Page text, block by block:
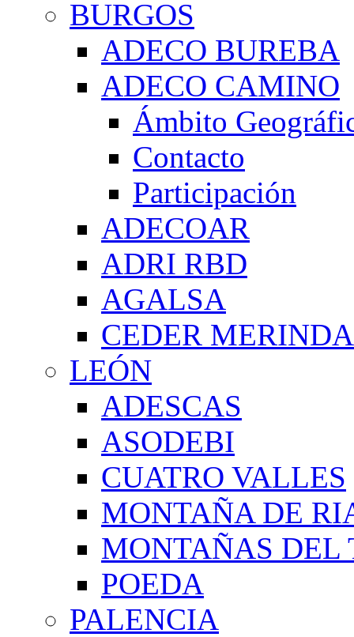
BURGOS
ADECO BUREBA
ADECO CAMINO
Ámbito
Contacto
Participación
ADECOAR
ADRI RBD
AGALSA
CEDER
LEÓN
ADESCAS
ASODEBI
CUATRO VALLES
MONTAÑA DE
MONTAÑAS DEL
POEDA
PALENCIA